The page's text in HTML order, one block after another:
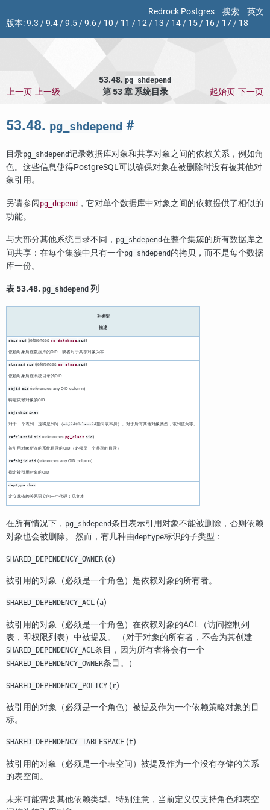
Redrock Postgres 搜索
英文
版本:9.3 /9.4/9.5/9.6/ 10 / 11 / 12/ 13 / 14/ 15/ 16/ 17/ 18
53.48. pg_shdepend
上一页 上一级 第 53 章 系统目录 起始页 下一页
53.48. pg_shdepend #
目录pg_shdepend记录数据库对象和共享对象之间的依赖关系，例如角
色。这些信息使得PostgreSQL可以确保对象在被删除时没有被其他对
象引用。
另请参阅pg_depend ，它对单个数据库中对象之间的依赖提供了相似的
功能。
与大部分其他系统目录不同， pg_shdepend在整个集簇的所有数据库之
间共享：在每个集簇中只有一个pg_shdepend 的拷贝，而不是每个数据
库一份。
表 53.48. pg_shdepend 列
列类型
描述
dbid oid (references pg_database.oid)
依赖对象所在数据库的OID，或者对于共享对象为零
classid oid (references pg_class.oid)
依赖对象所在系统目录的OID
objid oid (references any OID column)
特定依赖对象的OID
objsubid int4
对于一个表列，这将是列号（objid和classid指向表本身）。对于所有其他对象类型，该列值为零。
refclassid oid (references pg_class.oid)
被引用对象所在的系统目录的OID（必须是一个共享的目录）
refobjid oid (references any OID column)
指定被引用对象的OID
deptype char
定义此依赖关系语义的一个代码；见文本
在所有情况下， pg_shdepend条目表示引用对象不能被删除，否则依赖
对象也会被删除。 然而，有几种由deptype标识的子类型：
SHARED_DEPENDENCY_OWNER (o)
被引用的对象（必须是一个角色）是依赖对象的所有者。
SHARED_DEPENDENCY_ACL (a)
被引用的对象（必须是一个角色）在依赖对象的ACL（访问控制列
表，即权限列表）中被提及。 （对于对象的所有者，不会为其创建
SHARED_DEPENDENCY_ACL 条目，因为所有者将会有一个
SHARED_DEPENDENCY_OWNER条目。）
SHARED_DEPENDENCY_POLICY (r)
被引用的对象（必须是一个角色）被提及作为一个依赖策略对象的目
标。
SHARED_DEPENDENCY_TABLESPACE (t)
被引用的对象（必须是一个表空间）被提及作为一个没有存储的关系
的表空间。
未来可能需要其他依赖类型。特别注意，当前定义仅支持角色和表空